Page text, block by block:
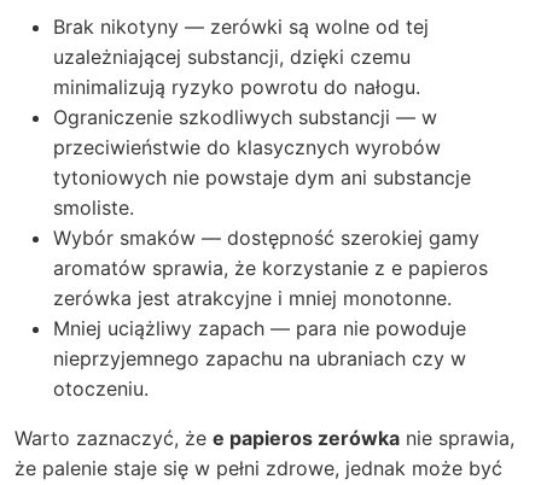
Brak nikotyny — zerówki są wolne od tej
uzależniającej substancji, dzięki czemu
minimalizują ryzyko powrotu do nałogu.
Ograniczenie szkodliwych substancji — w
przeciwieństwie do klasycznych wyrobów
tytoniowych nie powstaje dym ani substancje
smoliste.
Wybór smaków — dostępność szerokiej gamy
aromatów sprawia, że korzystanie z e papieros
zerówka jest atrakcyjne i mniej monotonne.
Mniej uciążliwy zapach — para nie powoduje
nieprzyjemnego zapachu na ubraniach czy w
otoczeniu.
Warto zaznaczyć, że e papieros zerówka nie sprawia,
że palenie staje się w pełni zdrowe, jednak może być